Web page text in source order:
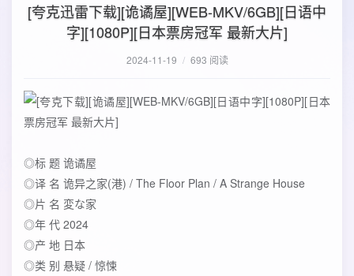
[夸克迅雷下载][诡谲屋][WEB-MKV/6GB][日语中
字][1080P][日本票房冠军 最新大片]
2024-11-19 / 693 阅读
◎标 题 诡谲屋
◎译 名 诡异之家(港) / The Floor Plan / A Strange House
◎片 名 変な家
◎年 代 2024
◎产 地 日本
◎类 别 悬疑 / 惊悚